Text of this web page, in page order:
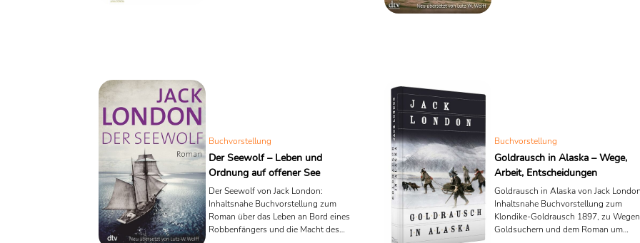
Buchvorstellung
Der Seewolf – Leben und
Ordnung auf offener See
Der Seewolf von Jack London:
Inhaltsnahe Buchvorstellung zum
Roman über das Leben an Bord eines
Robbenfängers und die Macht des
Buchvorstellung
Goldrausch in Alaska – Wege,
Arbeit, Entscheidungen
Goldrausch in Alaska von Jack
Inhaltsnahe Buchvorstellung zum
Klondike-Goldrausch 1897, zu
Goldsuchern und dem Roman um